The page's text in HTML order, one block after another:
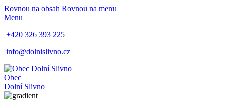
Rovnou na obsah Rovnou na menu
Menu
+420 326 393 225
info@dolnislivno.cz
Obec
Dolní Slivno